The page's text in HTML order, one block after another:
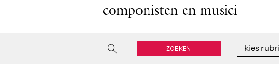
componisten en musici
ZOEKEN kies